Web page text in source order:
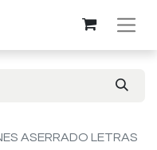
ASERRADO LETRAS